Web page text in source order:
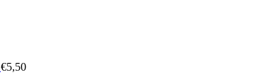
€5,50